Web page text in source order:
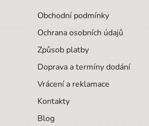
Obchodní podmínky
Ochrana osobních údajů
Způsob platby
Doprava a termíny dodání
Vrácení a reklamace
Kontakty
Blog